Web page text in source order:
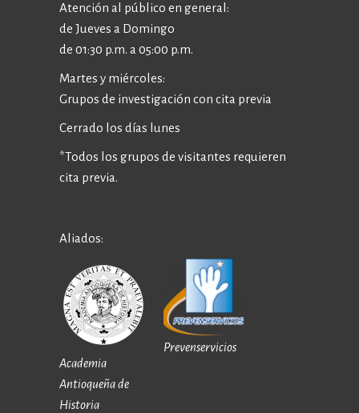
Atención al público en general:
de Jueves a Domingo
de 01:30 p.m. a 05:00 p.m.
Martes y miércoles:
Grupos de investigación con cita previa
Cerrado los días lunes
*Todos los grupos de visitantes requieren
cita previa.
Aliados:
Academia
Antioqueña de
Historia
Prevenservicios